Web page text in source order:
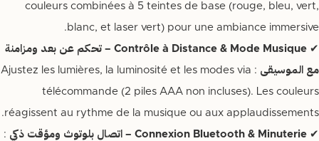
couleurs combinées à 5 teintes de base (rouge, bleu, vert,
blanc, et laser vert) pour une ambiance immersive.
✔
Contrôle à Distance & Mode Musique – تحكم عن بعد ومزامنة
مع الموسيقى
: Ajustez les lumières, la luminosité et les modes via
télécommande (2 piles AAA non incluses). Les couleurs
réagissent au rythme de la musique ou aux applaudissements.
✔ Connexion Bluetooth & Minuterie – اتصال بلوتوث ومؤقت ذكي
: